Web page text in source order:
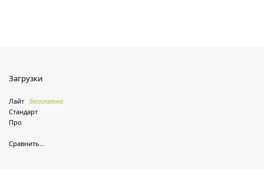
Загрузки
Лайт бесплатно
Стандарт
Про
Сравнить...